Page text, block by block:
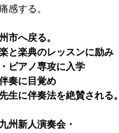
感する。
市へ戻る。
と楽典のレッスンに励み
ピアノ専攻に入学
奏に目覚め
生に伴奏法を絶賛される。
州新人演奏会・